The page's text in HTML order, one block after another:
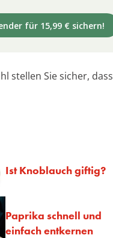
für 15,99 € sichern!
stellen Sie sicher, dass
Ist Knoblauch giftig?
Paprika schnell und
einfach entkernen